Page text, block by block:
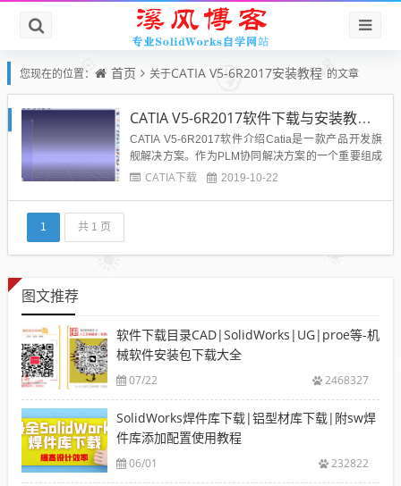
您现在的位置： 首页 关于CATIA V5-6R2017安装教程 的文章
CATIA V5-6R2017软件下载与安装教程-亲测可用
CATIA V5-6R2017软件介绍Catia是一款产品开发旗
舰解决方案。作为PLM协同解决方案的一个重要组成
部分，它可以通过建模帮助制造厂商设计他们未来的
CATIA下载 2019-10-22
1 共 1 页
图文推荐
软件下载目录CAD|SolidWorks|UG|proe等-机
械软件安装包下载大全
07/22 2468327
SolidWorks焊件库下载|铝型材库下载|附sw焊
件库添加配置使用教程
06/01 232822